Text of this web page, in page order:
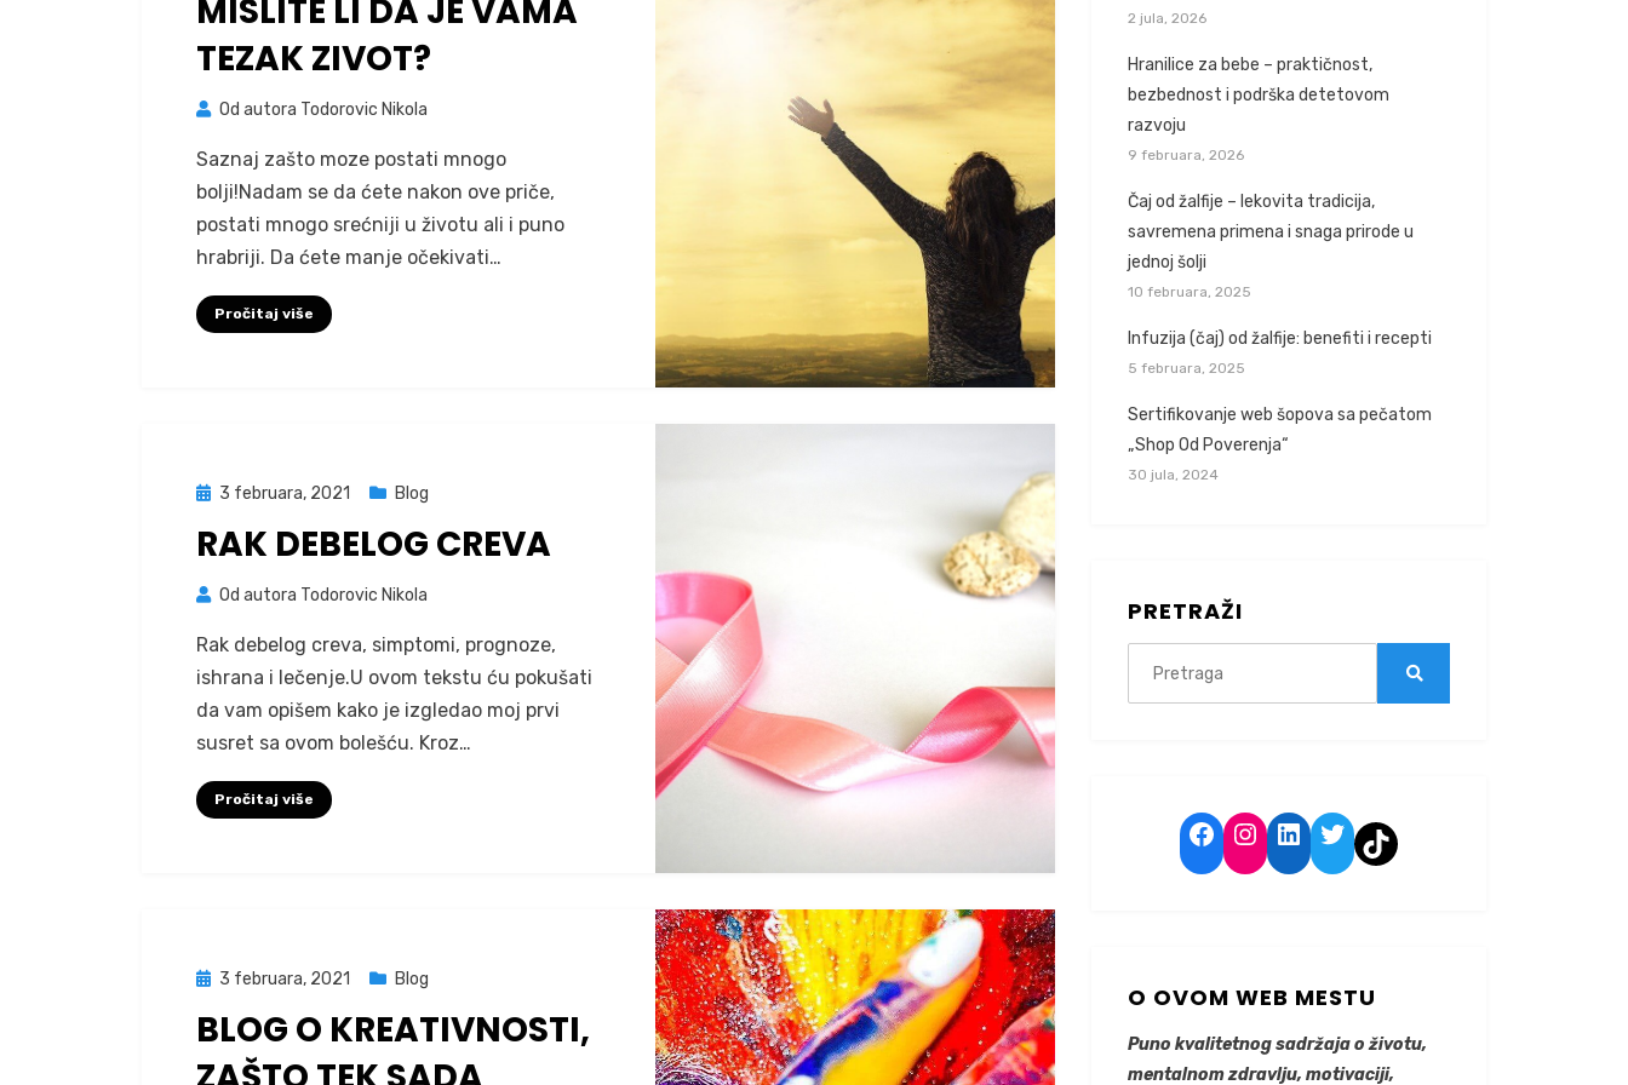
MISLITE LI DA JE VAMA
TEZAK ZIVOT?
Od autora Todorovic Nikola
Saznaj zašto moze postati mnogo
bolji!Nadam se da ćete nakon ove priče,
postati mnogo srećniji u životu ali i puno
hrabriji. Da ćete manje očekivati…
Pročitaj više
Posted
3 februara, 2021 Blog
RAK DEBELOG CREVA
Od autora Todorovic Nikola
Rak debelog creva, simptomi, prognoze,
ishrana i lečenje.U ovom tekstu ću pokušati
da vam opišem kako je izgledao moj prvi
susret sa ovom bolešću. Kroz…
Pročitaj više
Posted
3 februara, 2021 Blog
BLOG O KREATIVNOSTI,
2 jula, 2026
Hranilice za bebe – praktičnost,
bezbednost i podrška detetovom
razvoju
9 februara, 2026
Čaj od žalfije – lekovita tradicija,
savremena primena i snaga prirode u
jednoj šolji
10 februara, 2025
Infuzija (čaj) od žalfije: benefiti i recepti
5 februara, 2025
Sertifikovanje web šopova sa pečatom
„Shop Od Poverenja“
30 jula, 2024
PRETRAŽI
Facebook
Instagram
LinkedIn
Twitter
TikTok
O OVOM WEB MESTU
Puno kvalitetnog sadržaja o životu,
mentalnom zdravlju, motivaciji,